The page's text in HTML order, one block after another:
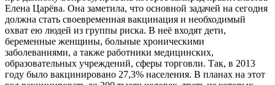
Елена Царёва. Она заметила, что основной задачей на сегодня
должна стать своевременная вакцинация и необходимый
охват ею людей из группы риска. В неё входят дети,
беременные женщины, больные хроническими
заболеваниями, а также работники медицинских,
образовательных учреждений, сферы торговли. Так, в 2013
году было вакцинировано 27,3% населения. В планах на этот